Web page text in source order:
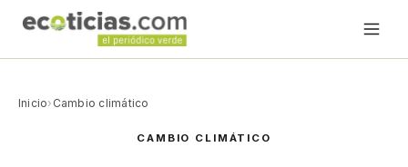
Inicio› Cambio climático
CAMBIO CLIMÁTICO